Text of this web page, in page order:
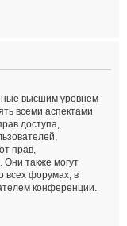
высшим уровнем
всеми аспектами
доступа,
прав,
также могут
всех форумах, в
конференции.